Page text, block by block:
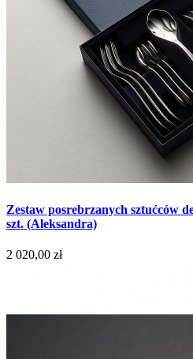
Zestaw posrebrzanych sztućców
szt. (Aleksandra)
2 020,00 zł